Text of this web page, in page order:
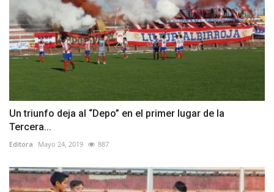
Un triunfo deja al “Depo” en el primer lugar de la
Tercera...
Editora Mayo 24, 2019 887